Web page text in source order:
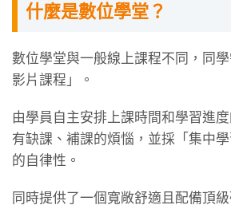
什麼是數位學堂？
數位學堂與一般線上課程不同，同
影片課程」。
由學員自主安排上課時間和學習進
有缺課、補課的煩惱，並採「集中
的自律性。
同時提供了一個寬敞舒適且配備頂